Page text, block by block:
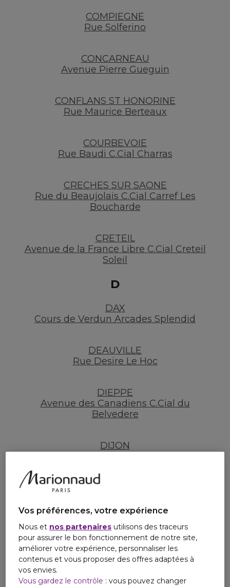
COMPIEGNE
Rue Solferino
CONCARNEAU
Avenue Pierre Gueguin
CONFLANS ST HONORINE
Rue Maurice Berteaux
COURBEVOIE
Rue Baudi C.Cial Charras
CRECHES SUR SAONE
Rue du Beaujolais C.Cial Carref Les
Boucharde
CRETEIL
Avenue de la France Libre C.Cial Creteil
Soleil
D
DAX
Cours de Verdun Arcades Splendid
DEAUVILLE
Rue Desire Le Hoc
DIEPPE
Avenue des Canadiens C.Cial du
Belvedere
DIJON
DIVONNE LES BAINS
Rue de Bains
Rue Mercure C.Cial Cora Dorlisheim
Vos préférences, votre expérience
Nous et nos partenaires utilisons des traceurs
pour assurer le bon fonctionnement de notre site,
améliorer votre expérience, personnaliser les
contenus et vous proposer des offres adaptées à
vos envies.
Vous gardez le contrôle : vous pouvez changer